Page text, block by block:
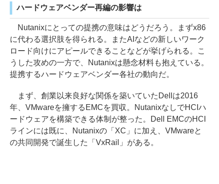
ハードウェアベンダー再編の影響は
Nutanixにとっての提携の意味はどうだろう。まずx86
に代わる選択肢を得られる。またAIなどの新しいワーク
ロード向けにアピールできることなどが挙げられる。こ
うした攻めの一方で、Nutanixは懸念材料も抱えている。
提携するハードウェアベンダー各社の動向だ。
まず、創業以来良好な関係を築いていたDellは2016
年、VMwareを擁するEMCを買収。NutanixなしでHCIハ
ードウェアを構築できる体制が整った。Dell EMCのHCI
ラインには既に、Nutanixの「XC」に加え、VMwareと
の共同開発で誕生した「VxRail」がある。